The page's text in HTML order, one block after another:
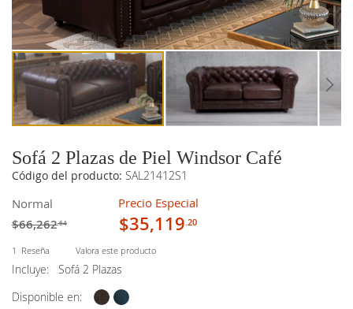
Sofá 2 Plazas de Piel Windsor Café
Código del producto: SAL21412S1
Normal
$66,262.64
Precio Especial
$35,119.20
1 Reseña Valora este producto
Incluye:
Sofá 2 Plazas
Disponible en:
imágenes
imágenes